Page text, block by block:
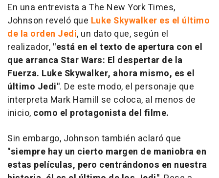
En una entrevista a The New York Times,
Johnson reveló que Luke Skywalker es el último
de la orden Jedi, un dato que, según el
realizador, "está en el texto de apertura con el
que arranca Star Wars: El despertar de la
Fuerza. Luke Skywalker, ahora mismo, es el
último Jedi". De este modo, el personaje que
interpreta Mark Hamill se coloca, al menos de
inicio, como el protagonista del filme.
Sin embargo, Johnson también aclaró que
"siempre hay un cierto margen de maniobra en
estas películas, pero centrándonos en nuestra